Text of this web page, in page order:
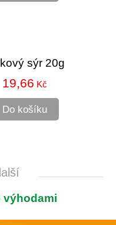
sýr 20g
19,66 Kč
Do košíku
výhodami